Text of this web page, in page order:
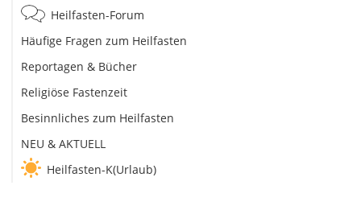
Heilfasten-Forum
Häufige Fragen zum Heilfasten
Reportagen & Bücher
Religiöse Fastenzeit
Besinnliches zum Heilfasten
NEU & AKTUELL
Heilfasten-K(Urlaub)